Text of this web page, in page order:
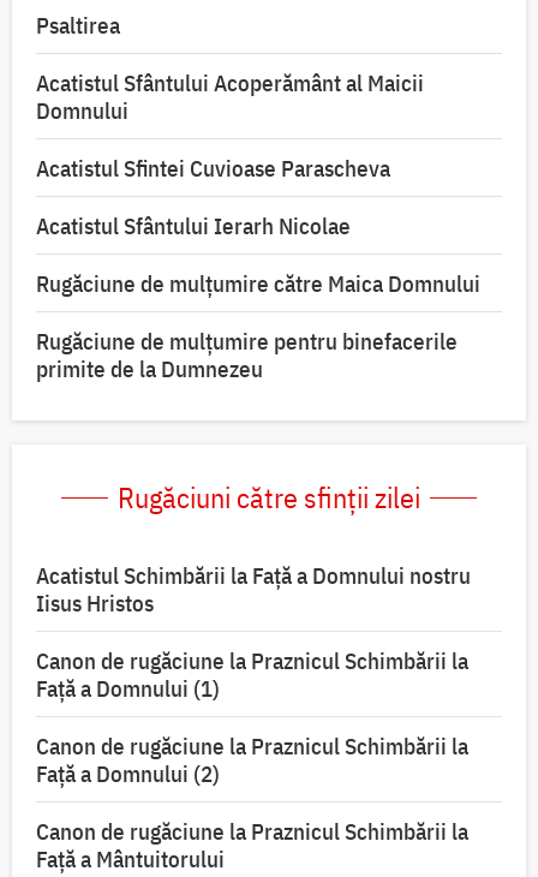
Psaltirea
Acatistul Sfântului Acoperământ al Maicii
Domnului
Acatistul Sfintei Cuvioase Parascheva
Acatistul Sfântului Ierarh Nicolae
Rugăciune de mulţumire către Maica Domnului
Rugăciune de mulțumire pentru binefacerile
primite de la Dumnezeu
Rugăciuni către sfinții zilei
Acatistul Schimbării la Faţă a Domnului nostru
Iisus Hristos
Canon de rugăciune la Praznicul Schimbării la
Faţă a Domnului (1)
Canon de rugăciune la Praznicul Schimbării la
Faţă a Domnului (2)
Canon de rugăciune la Praznicul Schimbării la
Față a Mântuitorului